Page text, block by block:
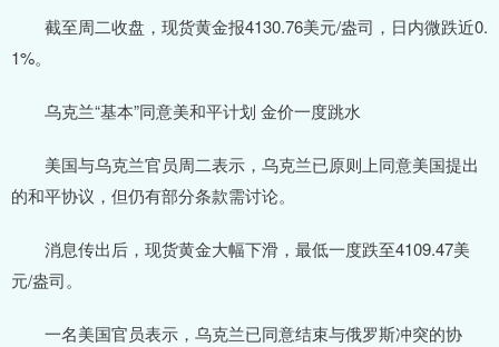
截至周二收盘，现货黄金报4130.76美元/盎司，日内微跌近0.
1%。
乌克兰“基本”同意美和平计划 金价一度跳水
美国与乌克兰官员周二表示，乌克兰已原则上同意美国提出
的和平协议，但仍有部分条款需讨论。
消息传出后，现货黄金大幅下滑，最低一度跌至4109.47美
元/盎司。
一名美国官员表示，乌克兰已同意结束与俄罗斯冲突的协